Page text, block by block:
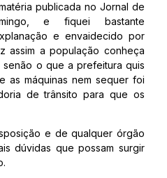
publicada no Jornal de
e fiquei bastante
e envaidecido por
assim a população conheça
o que a prefeitura quis
as máquinas nem sequer foi
de trânsito para que os
e de qualquer órgão
dúvidas que possam surgir